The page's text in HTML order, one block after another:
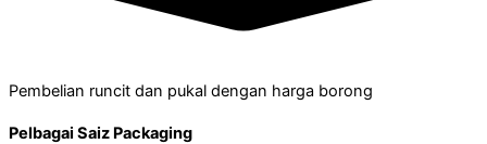
Pembelian runcit dan pukal dengan harga borong
Pelbagai Saiz Packaging